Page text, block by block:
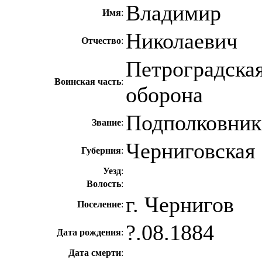
Имя: Владимир
Отчество: Николаевич
Воинская часть:
оборона
Звание: Подполковник
Губерния: Черниговская
Уезд:
Волость:
Поселение: г. Чернигов
Дата рождения: ?.08.1884
Дата смерти: